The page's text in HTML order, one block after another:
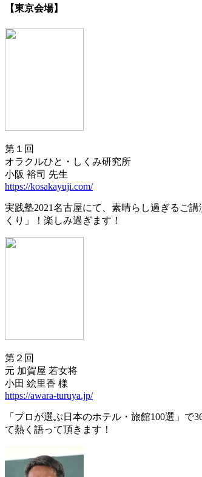
【東京会場】
第１回
オラクルひと・しくみ研究所
小阪 裕司 先生
https://kosakayuji.com/
実践塾2021名古屋にて、素晴らし過ぎるご
くり」！楽しみ過ぎます！
第２回
元 加賀屋 若女将
小田 絵里香 様
https://awara-turuya.jp/
「プロが選ぶ日本のホテル・旅館100選」
て熱く語って頂きます！